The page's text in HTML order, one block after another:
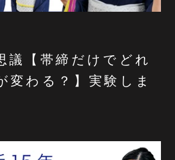
議【帯締だけでどれ
変わる？】実験しま